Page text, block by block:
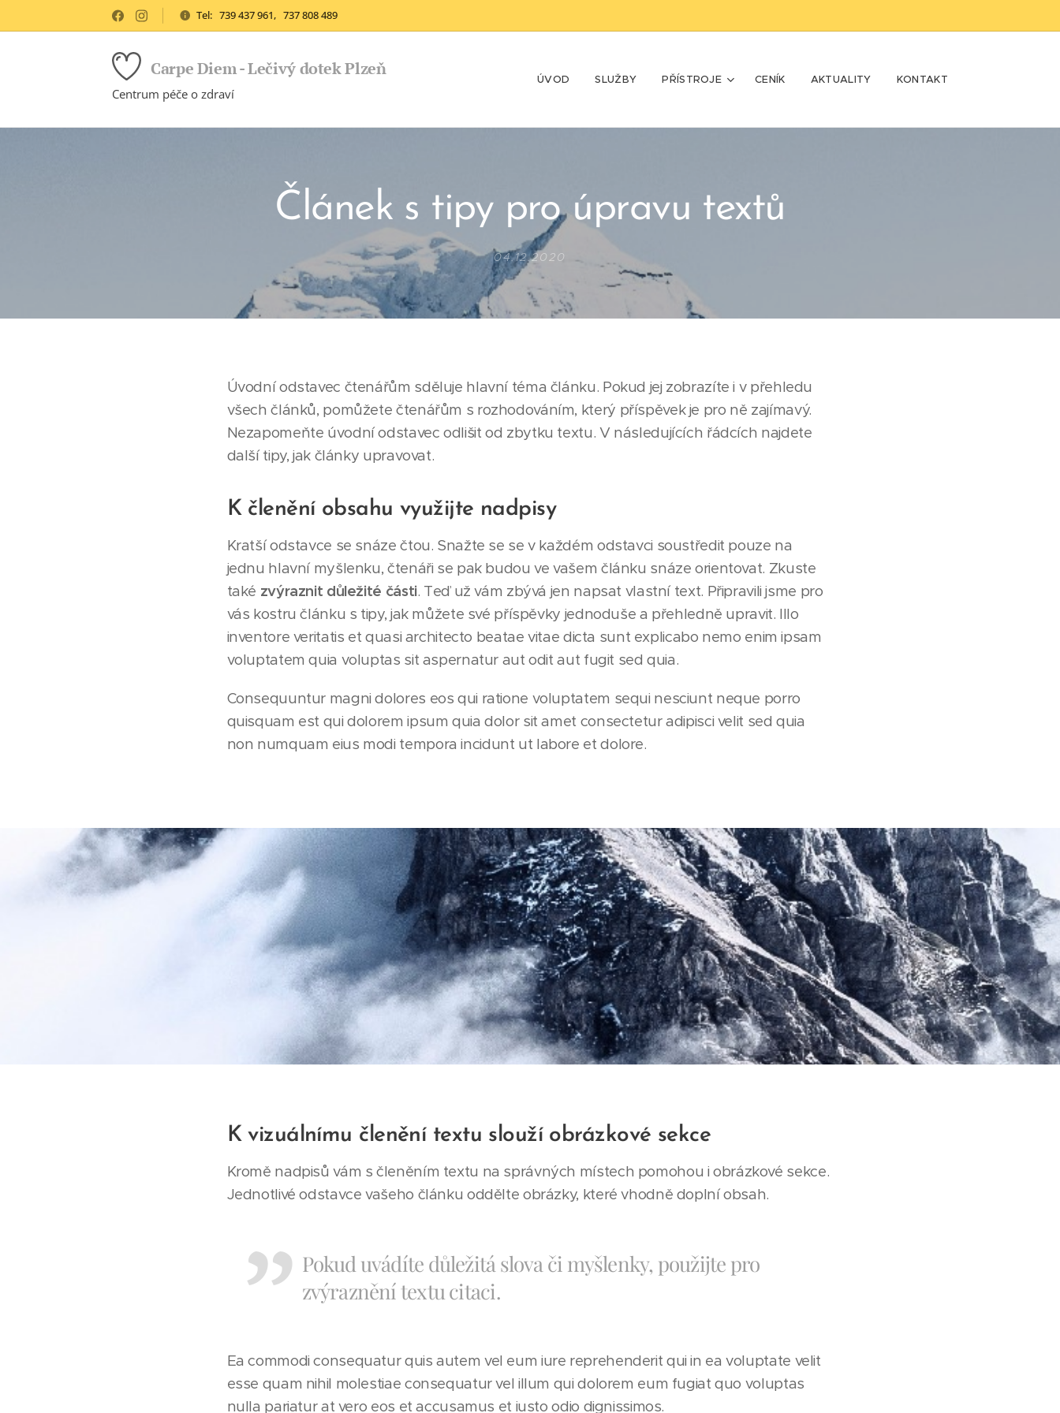
Tel: 739 437 961, 737 808 489
Carpe Diem - Lečivý dotek Plzeň
Centrum péče o zdraví
ÚVOD SLUŽBY PŘÍSTROJE CENÍK AKTUALITY KONTAKT
Článek s tipy pro úpravu textů
04.12.2020
Úvodní odstavec čtenářům sděluje hlavní téma článku. Pokud jej zobrazíte i v přehledu
všech článků, pomůžete čtenářům s rozhodováním, který příspěvek je pro ně zajímavý.
Nezapomeňte úvodní odstavec odlišit od zbytku textu. V následujících řádcích najdete
další tipy, jak články upravovat.
K členění obsahu využijte nadpisy
Kratší odstavce se snáze čtou. Snažte se se v každém odstavci soustředit pouze na
jednu hlavní myšlenku, čtenáři se pak budou ve vašem článku snáze orientovat. Zkuste
také zvýraznit důležité části. Teď už vám zbývá jen napsat vlastní text. Připravili jsme pro
vás kostru článku s tipy, jak můžete své příspěvky jednoduše a přehledně upravit. Illo
inventore veritatis et quasi architecto beatae vitae dicta sunt explicabo nemo enim ipsam
voluptatem quia voluptas sit aspernatur aut odit aut fugit sed quia.
Consequuntur magni dolores eos qui ratione voluptatem sequi nesciunt neque porro
quisquam est qui dolorem ipsum quia dolor sit amet consectetur adipisci velit sed quia
non numquam eius modi tempora incidunt ut labore et dolore.
K vizuálnímu členění textu slouží obrázkové sekce
Kromě nadpisů vám s členěním textu na správných místech pomohou i obrázkové sekce.
Jednotlivé odstavce vašeho článku oddělte obrázky, které vhodně doplní obsah.
Pokud uvádíte důležitá slova či myšlenky, použijte pro
zvýraznění textu citaci.
Ea commodi consequatur quis autem vel eum iure reprehenderit qui in ea voluptate velit
esse quam nihil molestiae consequatur vel illum qui dolorem eum fugiat quo voluptas
nulla pariatur at vero eos et accusamus et iusto odio dignissimos.